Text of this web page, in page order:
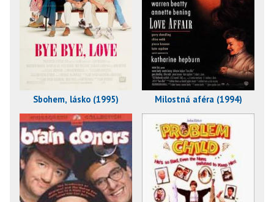
Sbohem, lásko (1995) Milostná aféra (1994)